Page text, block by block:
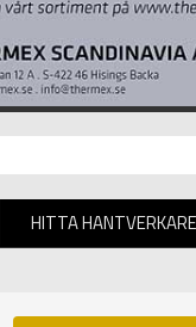
HITTA HANTVERKARE